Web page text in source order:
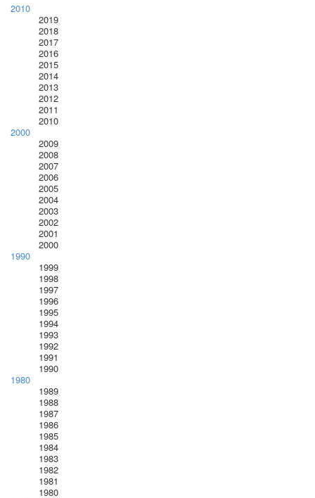
2010
2019
2018
2017
2016
2015
2014
2013
2012
2011
2010
2000
2009
2008
2007
2006
2005
2004
2003
2002
2001
2000
1990
1999
1998
1997
1996
1995
1994
1993
1992
1991
1990
1980
1989
1988
1987
1986
1985
1984
1983
1982
1981
1980